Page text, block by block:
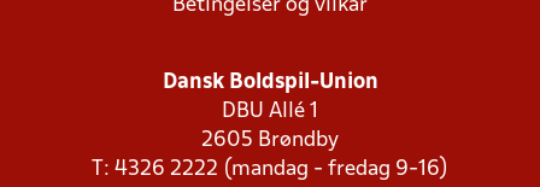
Betingelser og vilkår
Dansk Boldspil-Union
DBU Allé 1
2605 Brøndby
T: 4326 2222 (mandag - fredag 9-16)